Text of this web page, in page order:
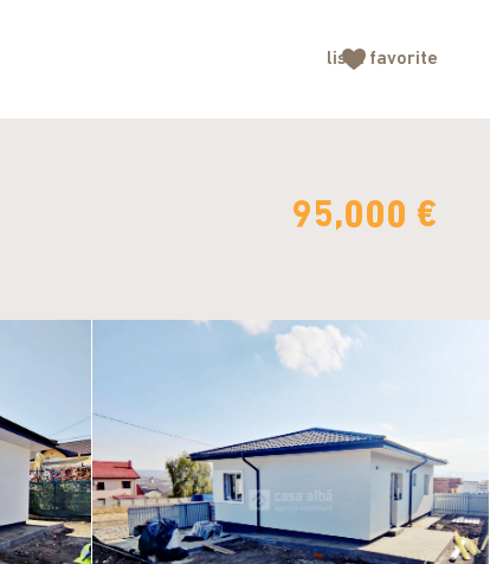
lista favorite
95,000 €